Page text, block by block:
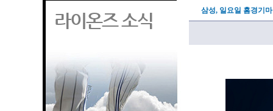
라이온즈 소식 삼성, 일요일 홈경기